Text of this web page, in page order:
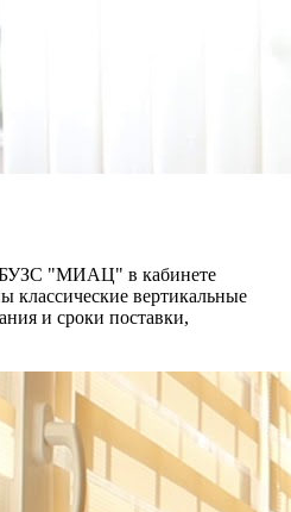
"МИАЦ" в кабинете
классические вертикальные
и сроки поставки,